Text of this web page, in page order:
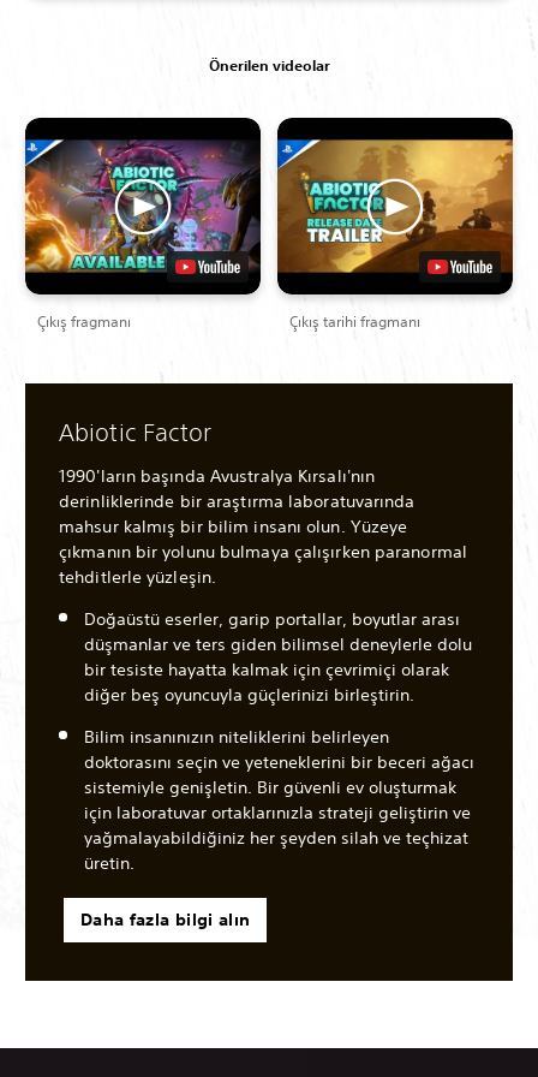
Önerilen videolar
Çıkış fragmanı Çıkış tarihi fragmanı
Abiotic Factor
1990'ların başında Avustralya Kırsalı'nın
derinliklerinde bir araştırma laboratuvarında
mahsur kalmış bir bilim insanı olun. Yüzeye
çıkmanın bir yolunu bulmaya çalışırken paranormal
tehditlerle yüzleşin.
Doğaüstü eserler, garip portallar, boyutlar arası
düşmanlar ve ters giden bilimsel deneylerle dolu
bir tesiste hayatta kalmak için çevrimiçi olarak
diğer beş oyuncuyla güçlerinizi birleştirin.
Bilim insanınızın niteliklerini belirleyen
doktorasını seçin ve yeteneklerini bir beceri ağacı
sistemiyle genişletin. Bir güvenli ev oluşturmak
için laboratuvar ortaklarınızla strateji geliştirin ve
yağmalayabildiğiniz her şeyden silah ve teçhizat
üretin.
Daha fazla bilgi alın